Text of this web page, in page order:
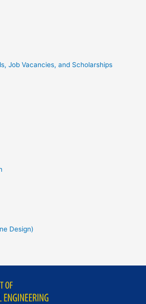
Job Vacancies, and Scholarships
Design)